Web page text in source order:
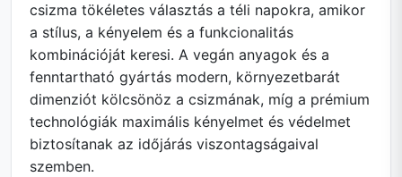
csizma tökéletes választás a téli napokra, amikor
a stílus, a kényelem és a funkcionalitás
kombinációját keresi. A vegán anyagok és a
fenntartható gyártás modern, környezetbarát
dimenziót kölcsönöz a csizmának, míg a prémium
technológiák maximális kényelmet és védelmet
biztosítanak az időjárás viszontagságaival
szemben.